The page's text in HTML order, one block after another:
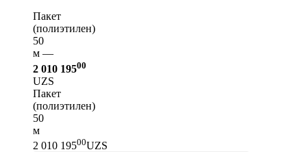
Пакет
(полиэтилен)
50
м —
2 010 19500
UZS
Пакет
(полиэтилен)
50
м
2 010 19500UZS